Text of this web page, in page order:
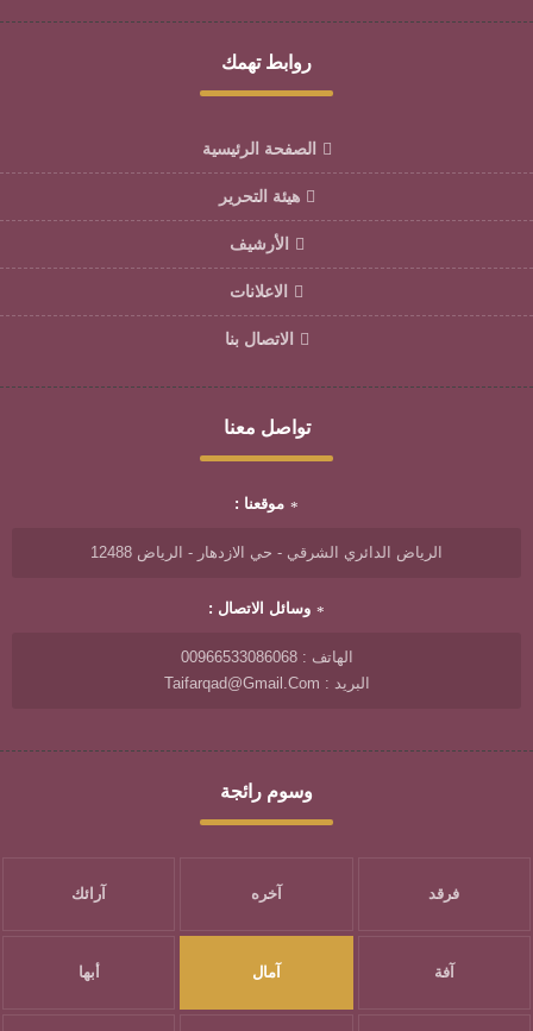
روابط تهمك
الصفحة الرئيسية
هيئة التحرير
الأرشيف
الاعلانات
الاتصال بنا
تواصل معنا
موقعنا :
الرياض الدائري الشرقي - حي الازدهار - الرياض 12488
وسائل الاتصال :
الهاتف : 00966533086068
البريد : Taifarqad@gmail.com
وسوم رائجة
فرقد آخره آرائك
آفة آمال أبها